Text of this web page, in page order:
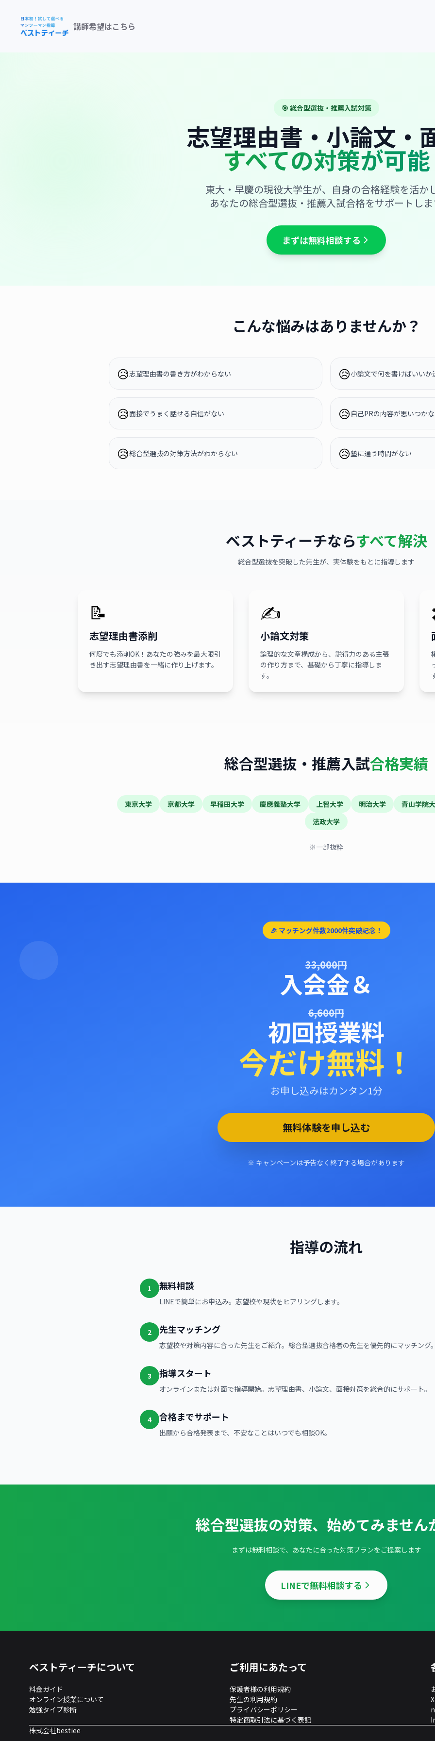
講師希望はこちら
🎯 総合型選抜・推薦入試対策
志望理由書・小論文・
すべての対策が可能
東大・早慶の現役大学生が、自身の合格経験を活か
あなたの総合型選抜・推薦入試合格をサポートし
まずは無料相談する
こんな悩みはありませんか？
😥志望理由書の書き方がわからない 😥小論文で何を書けばいいか
😥面接でうまく話せる自信がない 😥 自己PRの内容が思いつか
😥総合型選抜の対策方法がわからない 😥塾に通う時間がない
ベストティーチならすべて解決
総合型選抜を突破した先生が、実体験をもとに指導します
📝
志望理由書添削
何度でも添削OK！あなたの強みを最大限引
き出す志望理由書を一緒に作り上げます。
✍️
小論文対策
論理的な文章構成から、説得力のある主張
の作り方まで、基礎から丁寧に指導しま
す。
総合型選抜・推薦入試合格実績
東京大学 京都大学 早稲田大学 慶應義塾大学 上智大学 明治大学
青山学院
法政大学
※一部抜粋
🎉 マッチング件数2000件突破記念！
33,000円
入会金＆
6,600円
初回授業料
今だけ無料！
お申し込みはカンタン1分
無料体験を申し込む
※ キャンペーンは予告なく終了する場合があります
指導の流れ
1 無料相談
LINEで簡単にお申込み。志望校や現状をヒアリングします。
2 先生マッチング
志望校や対策内容に合った先生をご紹介。総合型選抜合格者の先生を優先的にマッチング
3 指導スタート
オンラインまたは対面で指導開始。志望理由書、小論文、面接対策を総合的にサポート。
4 合格までサポート
出願から合格発表まで、不安なことはいつでも相談OK。
総合型選抜の対策、 始めてみません
まずは無料相談で、あなたに合った対策プランをご提案します
LINEで無料相談する
ベストティーチについて
料金ガイド
オンライン授業について
勉強タイプ診断
ご利用にあたって
保護者様の利用規約
先生の利用規約
プライバシーポリシー
特定商取引法に基づく表記
株式会社bestiee